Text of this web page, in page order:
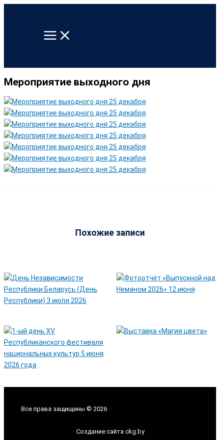
содержимому
Мероприятие выходного дня
Похожие записи
Все права защищены © 2026
Создание сайта ckg.by